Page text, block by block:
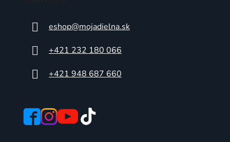
eshop@mojadielna.sk
+421 232 180 066
+421 948 687 660